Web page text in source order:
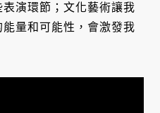
演環節；文化藝術讓我
量和可能性，會激發我